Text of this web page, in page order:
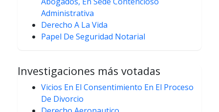
Administrativa
Derecho A La Vida
Papel De Seguridad Notarial
Investigaciones más votadas
Vicios En El Consentimiento En El Proceso
De Divorcio